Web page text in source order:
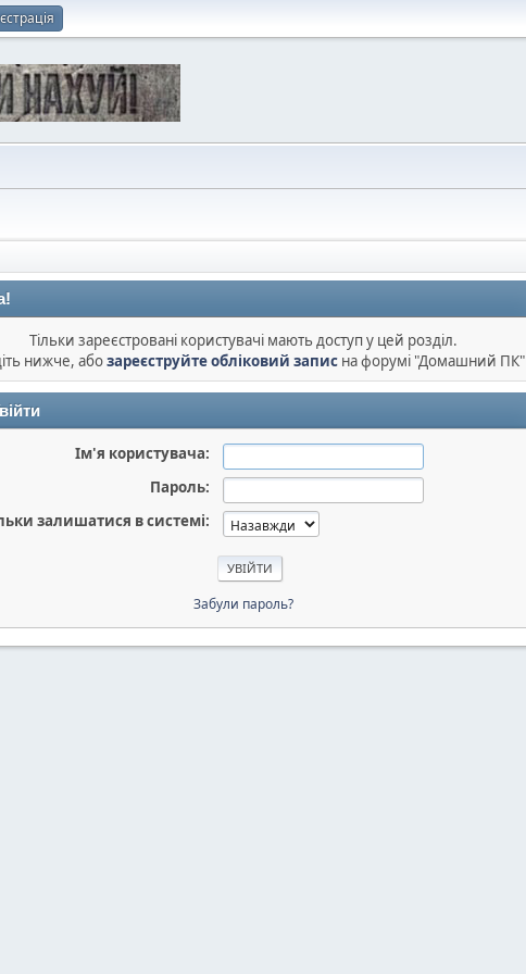
Тільки зареєстровані користувачі мають доступ у цей розділ.
нижче, абозареєструйте обліковий записна форумі "Домашний ПК"
Ім'я користувача:
Пароль:
залишатися в системі:
Забули пароль?